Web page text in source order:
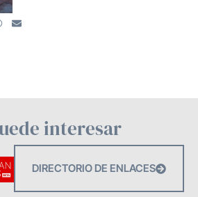
interesar
DIRECTORIO DE ENLACES